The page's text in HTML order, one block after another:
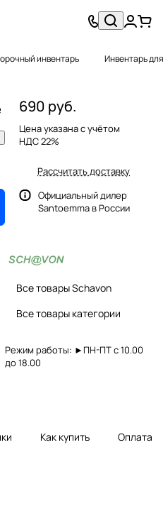
инвентарь Инвентарь
690 руб.
Цена указана с учётом
НДС 22%
Рассчитать доставку
Официальный дилер
Santoemma в России
Все товары Schavon
Все товары категории
Режим работы: ►ПН-ПТ с 10.00
до 18.00
Как купить Оплата